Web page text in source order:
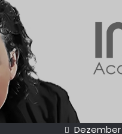
Dezember